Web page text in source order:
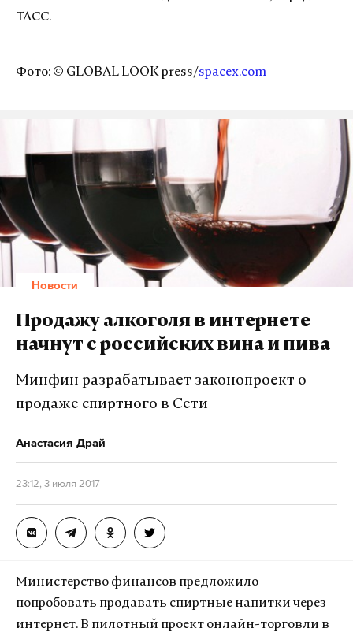
ТАСС.
Фото: © GLOBAL LOOK press/spacex.com
Новости
Продажу алкоголя в интернете
начнут с российских вина и пива
Минфин разрабатывает законопроект о
продаже спиртного в Сети
Анастасия Драй
23:12, 3 июля 2017
Министерство финансов предложило
попробовать продавать спиртные напитки через
интернет. В пилотный проект онлайн-торговли в